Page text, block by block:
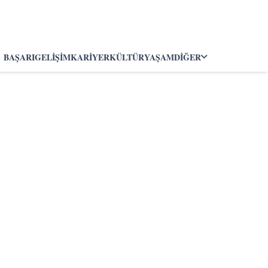
BAŞARIGELIŞIMKARIYERKÜLTÜRYAŞAMDIĞER